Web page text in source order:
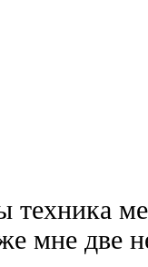
техника
мне две